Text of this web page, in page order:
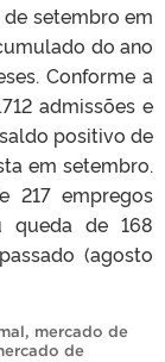
setembro em
do ano
Conforme a
admissões e
positivo de
em setembro.
217 empregos
queda de 168
(agosto
, mercado de
de